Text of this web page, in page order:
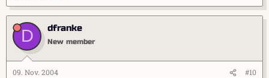
D dfranke
New member
09. Nov. 2004 #10